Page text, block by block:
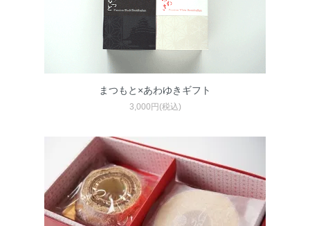
まつもと×あわゆきギフト
3,000円(税込)